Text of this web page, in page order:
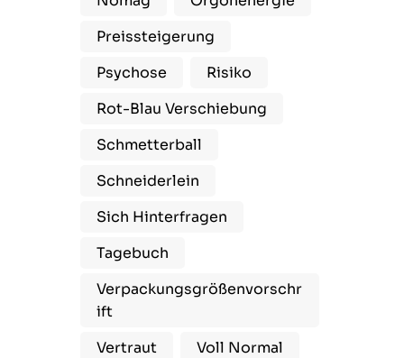
Preissteigerung
Psychose
Risiko
Rot-Blau Verschiebung
Schmetterball
Schneiderlein
Sich Hinterfragen
Tagebuch
Verpackungsgrößenvorschr
Ift
Vertraut
Voll Normal